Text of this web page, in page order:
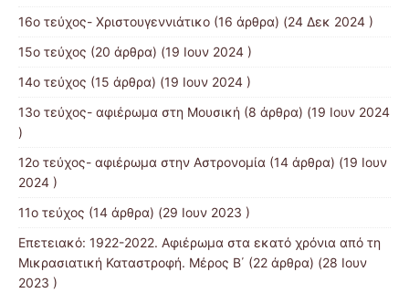
16ο τεύχος- Χριστουγεννιάτικο (16 άρθρα) (24 Δεκ 2024 )
15ο τεύχος (20 άρθρα) (19 Ιουν 2024 )
14ο τεύχος (15 άρθρα) (19 Ιουν 2024 )
13o τεύχος- αφιέρωμα στη Μουσική (8 άρθρα) (19 Ιουν 2024
)
12o τεύχος- αφιέρωμα στην Αστρονομία (14 άρθρα) (19 Ιουν
2024 )
11ο τεύχος (14 άρθρα) (29 Ιουν 2023 )
Επετειακό: 1922-2022. Αφιέρωμα στα εκατό χρόνια από τη
Μικρασιατική Καταστροφή. Μέρος B΄ (22 άρθρα) (28 Ιουν
2023 )